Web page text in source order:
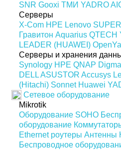
SNR Gooxi ТМИ YADRO
Серверы
X-Com HPE Lenovo
Гравитон Aquarius QTECH
LEADER (HUAWEI)
Серверы и хранения
Synology HPE QNAP Digma
DELLASUSTOR Accusys
(Hitachi) Sonnet Huawei
Сетевое оборудование
Mikrotik
Оборудование SOHO
оборудование
Ethernet роутеры Антенны
Беспроводное